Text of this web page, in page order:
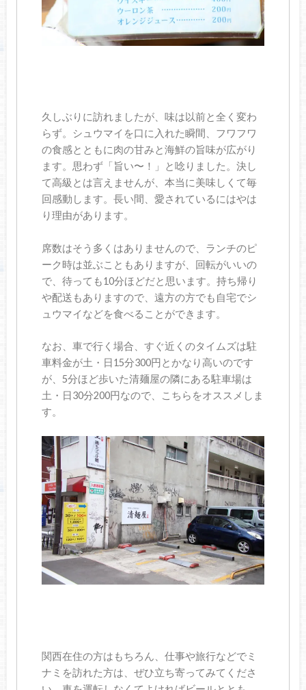
久しぶりに訪れましたが、味は以前と全く変わ
らず。シュウマイを口に入れた瞬間、フワフワ
の食感とともに肉の甘みと海鮮の旨味が広がり
ます。思わず「旨い〜！」と唸りました。決し
て高級とは言えませんが、本当に美味しくて毎
回感動します。長い間、愛されているにはやは
り理由があります。
席数はそう多くはありませんので、ランチのピ
ーク時は並ぶこともありますが、回転がいいの
で、待っても10分ほどだと思います。持ち帰り
や配送もありますので、遠方の方でも自宅でシ
ュウマイなどを食べることができます。
なお、車で行く場合、すぐ近くのタイムズは駐
車料金が土・日15分300円とかなり高いのです
が、5分ほど歩いた清麺屋の隣にある駐車場は
土・日30分200円なので、こちらをオススメしま
す。
関西在住の方はもちろん、仕事や旅行などでミ
ナミを訪れた方は、ぜひ立ち寄ってみてくださ